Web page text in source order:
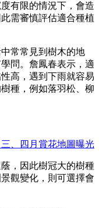
有限的情況下，會造
需審慎評估適合種植
常常見到樹木的地
問。詹鳳春表示，適
高，遇到下雨就容易
種，例如落羽松、柳
、四月賞花地圖曝光
，因此樹冠大的樹種
觀變化，則可選擇會